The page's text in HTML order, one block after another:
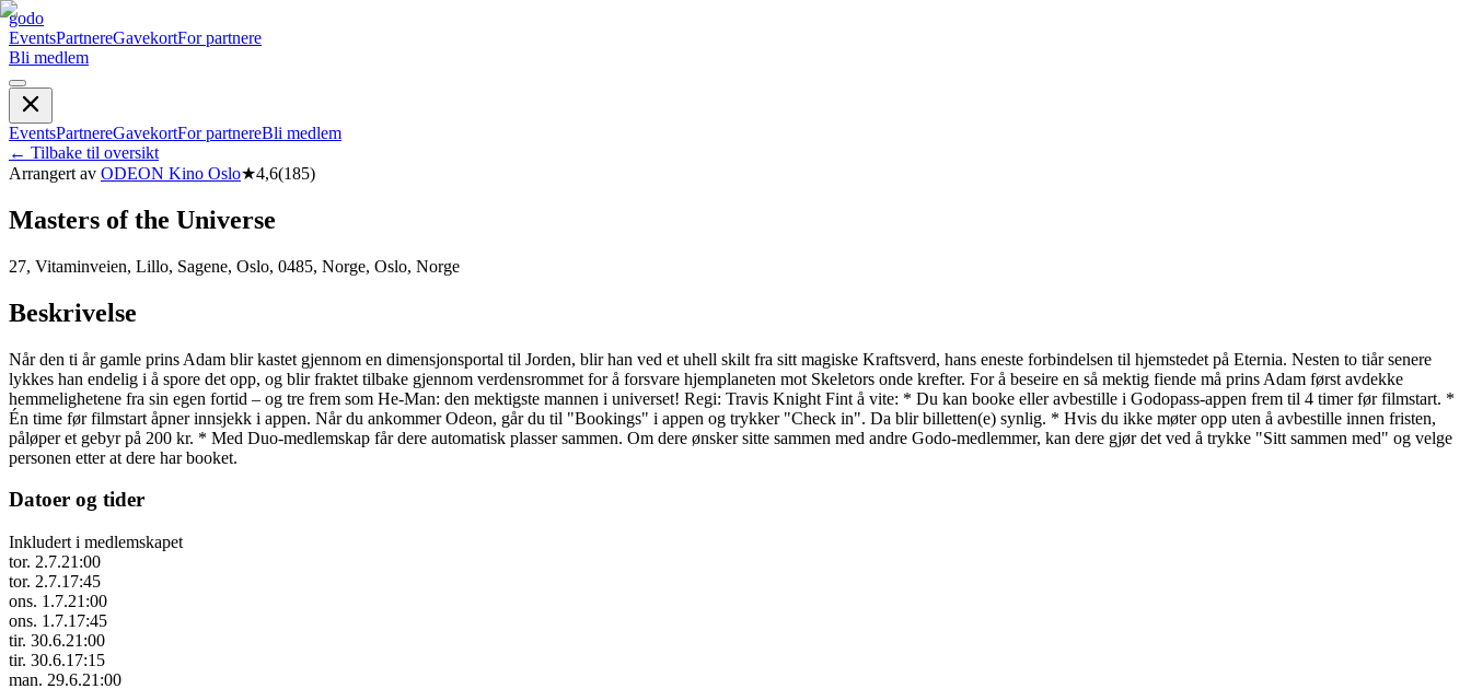
godo
EventsPartnereGavekortFor partnere
Bli medlem
EventsPartnereGavekortFor partnereBli medlem
← Tilbake til oversikt
Arrangert av ODEON Kino Oslo★4,6(185)
Masters of the Universe
27, Vitaminveien, Lillo, Sagene, Oslo, 0485, Norge, Oslo, Norge
Beskrivelse
Når den ti år gamle prins Adam blir kastet gjennom en dimensjonsportal til Jorden, blir han ved et uhell skilt fra sitt magiske Kraftsverd, hans eneste forbindelsen til hjemstedet på Eternia. Nesten to tiår senere
lykkes han endelig i å spore det opp, og blir fraktet tilbake gjennom verdensrommet for å forsvare hjemplaneten mot Skeletors onde krefter. For å beseire en så mektig fiende må prins Adam først avdekke
hemmelighetene fra sin egen fortid – og tre frem som He-Man: den mektigste mannen i universet! Regi: Travis Knight Fint å vite: * Du kan booke eller avbestille i Godopass-appen frem til 4 timer før filmstart. *
Én time før filmstart åpner innsjekk i appen. Når du ankommer Odeon, går du til "Bookings" i appen og trykker "Check in". Da blir billetten(e) synlig. * Hvis du ikke møter opp uten å avbestille innen fristen,
påløper et gebyr på 200 kr. * Med Duo-medlemskap får dere automatisk plasser sammen. Om dere ønsker sitte sammen med andre Godo-medlemmer, kan dere gjør det ved å trykke "Sitt sammen med" og velge
personen etter at dere har booket.
Datoer og tider
Inkludert i medlemskapet
tor. 2.7.21:00
tor. 2.7.17:45
ons. 1.7.21:00
ons. 1.7.17:45
tir. 30.6.21:00
tir. 30.6.17:15
man. 29.6.21:00